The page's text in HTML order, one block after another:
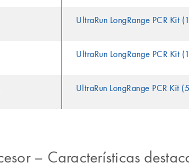
UltraRun LongRange PCR Kit
UltraRun LongRange PCR Kit
UltraRun LongRange PCR Kit
– Características